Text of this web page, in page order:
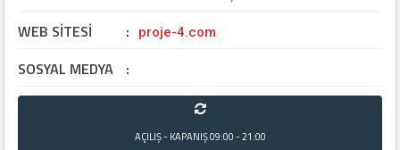
WEB SİTESİ : proje-4.com
SOSYAL MEDYA :
AÇILIŞ - KAPANIŞ09:00 - 21:00